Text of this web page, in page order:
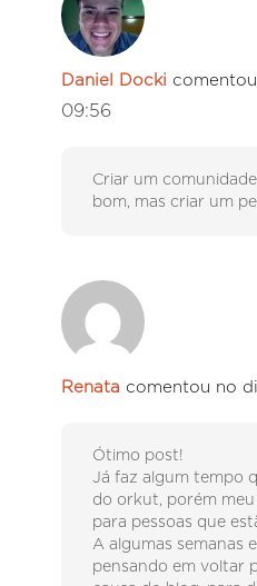
Daniel Docki
09:56
Criar um
bom, mas criar um
Renata comentou no
Ótimo post!
Já faz algum tempo
do orkut, porém
para pessoas que
A algumas semanas
pensando em voltar